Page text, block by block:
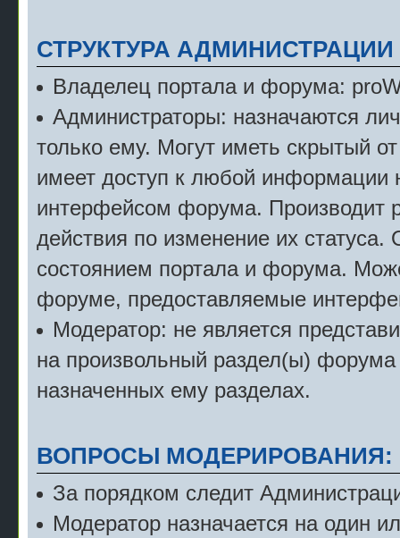
СТРУКТУРА
Владелец портала и форума:
Администраторы: назначаются
только ему. Могут иметь скрытый
имеет доступ к любой информации
интерфейсом форума. Производит
действия по изменение их
состоянием портала и форума.
форуме, предоставляемые
Модератор: не является
на произвольный раздел(ы) форума
назначенных ему разделах.
ВОПРОСЫ МОДЕРИРОВАНИЯ:
За порядком следит
Модератор назначается на один